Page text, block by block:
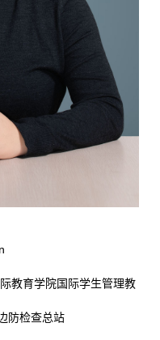
教育学院国际学生管理教
防检查总站